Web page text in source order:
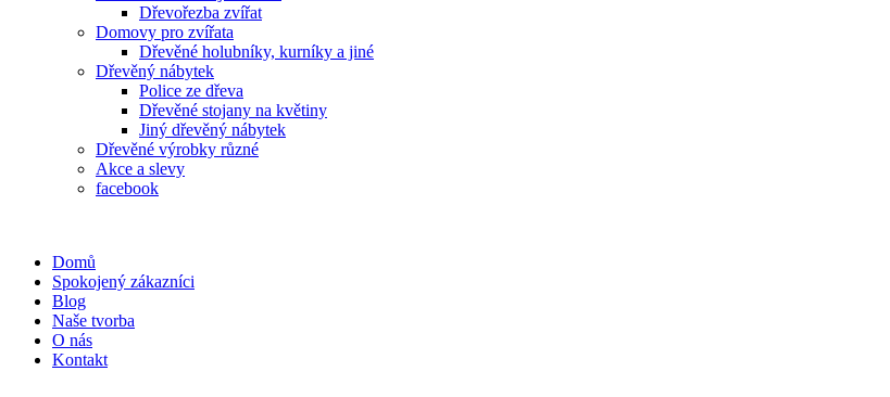
Dřevořezba zvířat
Domovy pro zvířata
Dřevěné holubníky, kurníky a jiné
Dřevěný nábytek
Police ze dřeva
Dřevěné stojany na květiny
Jiný dřevěný nábytek
Dřevěné výrobky různé
Akce a slevy
facebook
Domů
Spokojený zákazníci
Blog
Naše tvorba
O nás
Kontakt